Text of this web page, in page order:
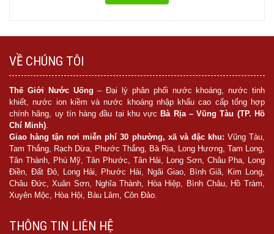
VỀ CHÚNG TÔI
Thế Giới Nước Uống – Đại lý phân phối nước khoáng, nước tinh
khiết, nước ion kiềm và nước khoáng nhập khẩu cao cấp tổng hợp
chính hãng, uy tín hàng đầu tại khu vực Bà Rịa – Vũng Tàu (TP. Hồ
Chí Minh).
Giao hàng tận nơi miễn phí 30 phường, xã và đặc khu: Vũng Tàu,
Tam Thắng, Rạch Dừa, Phước Thắng, Bà Rịa, Long Hương, Tam Long,
Tân Thành, Phú Mỹ, Tân Phước, Tân Hải, Long Sơn, Châu Pha, Long
Điền, Đất Đỏ, Long Hải, Phước Hải, Ngãi Giao, Bình Giã, Kim Long,
Châu Đức, Xuân Sơn, Nghĩa Thành, Hòa Hiệp, Bình Châu, Hồ Tràm,
Xuyên Mộc, Hòa Hội, Bàu Lâm, Côn Đảo.
THÔNG TIN LIÊN HỆ